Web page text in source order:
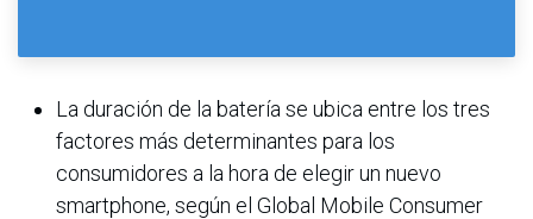
La duración de la batería se ubica entre los tres
factores más determinantes para los
consumidores a la hora de elegir un nuevo
smartphone, según el Global Mobile Consumer